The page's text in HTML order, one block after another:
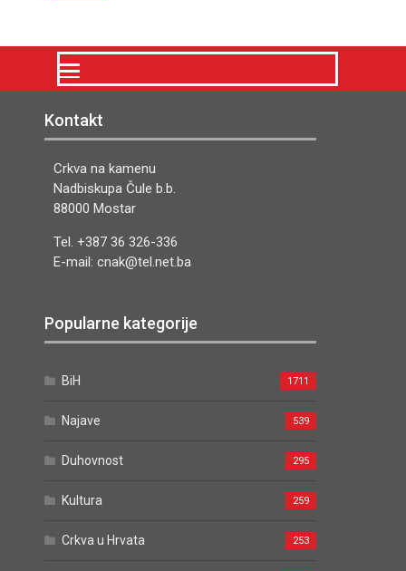
Kontakt
Crkva na kamenu
Nadbiskupa Čule b.b.
88000 Mostar
Tel. +387 36 326-336
E-mail: cnak@tel.net.ba
Popularne kategorije
BiH 1711
Najave 539
Duhovnost 295
Kultura 259
Crkva u Hrvata 253